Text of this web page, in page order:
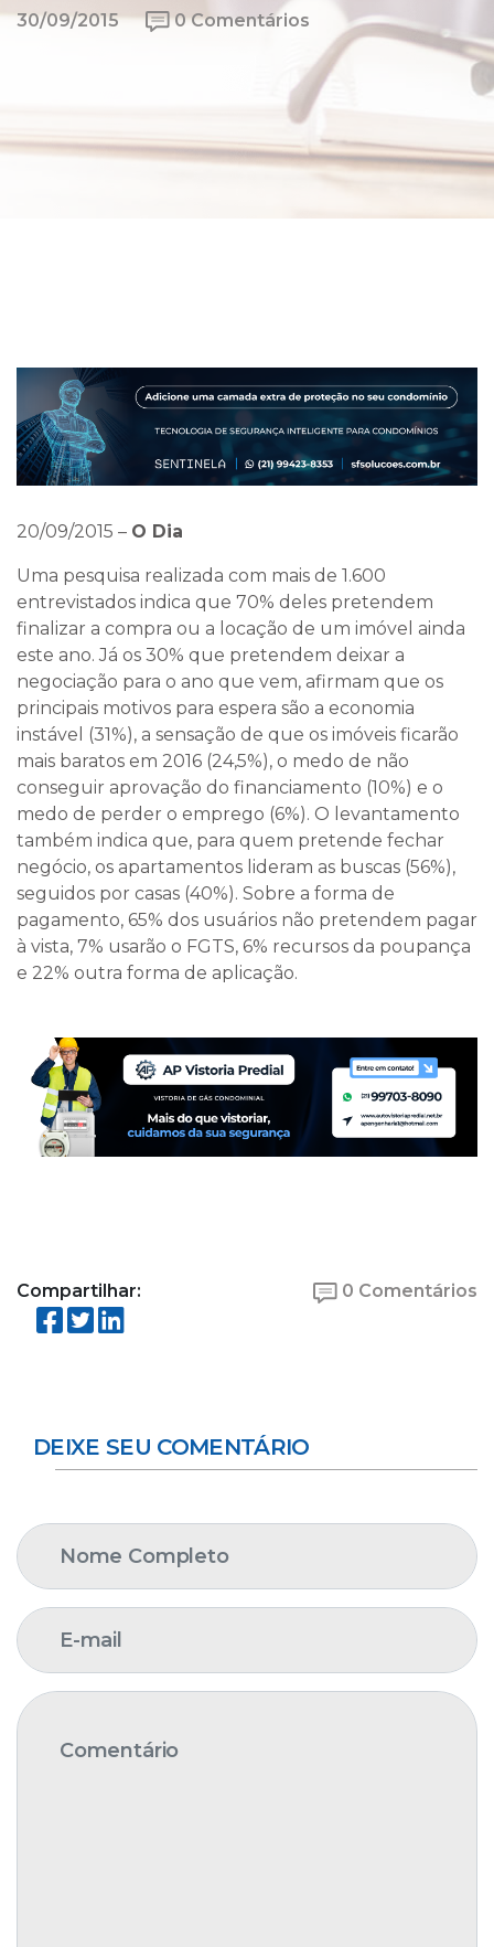
30/09/2015 0 Comentários
20/09/2015 – O Dia
Uma pesquisa realizada com mais de 1.600
entrevistados indica que 70% deles pretendem
finalizar a compra ou a locação de um imóvel ainda
este ano. Já os 30% que pretendem deixar a
negociação para o ano que vem, afirmam que os
principais motivos para espera são a economia
instável (31%), a sensação de que os imóveis ficarão
mais baratos em 2016 (24,5%), o medo de não
conseguir aprovação do financiamento (10%) e o
medo de perder o emprego (6%). O levantamento
também indica que, para quem pretende fechar
negócio, os apartamentos lideram as buscas (56%),
seguidos por casas (40%). Sobre a forma de
pagamento, 65% dos usuários não pretendem pagar
à vista, 7% usarão o FGTS, 6% recursos da poupança
e 22% outra forma de aplicação.
Compartilhar: 0 Comentários
DEIXE SEU COMENTÁRIO